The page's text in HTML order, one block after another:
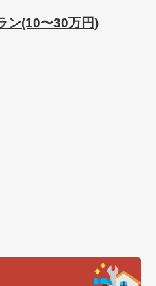
ン(10〜30万円)